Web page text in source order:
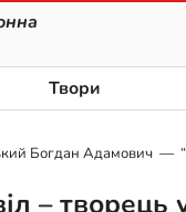
Твори
Богдан Адамович
– творець